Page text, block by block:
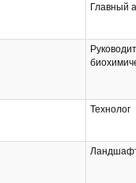
Главный
Технолог